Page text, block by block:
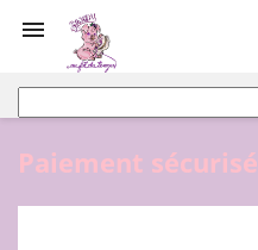

Paiement sécurisé